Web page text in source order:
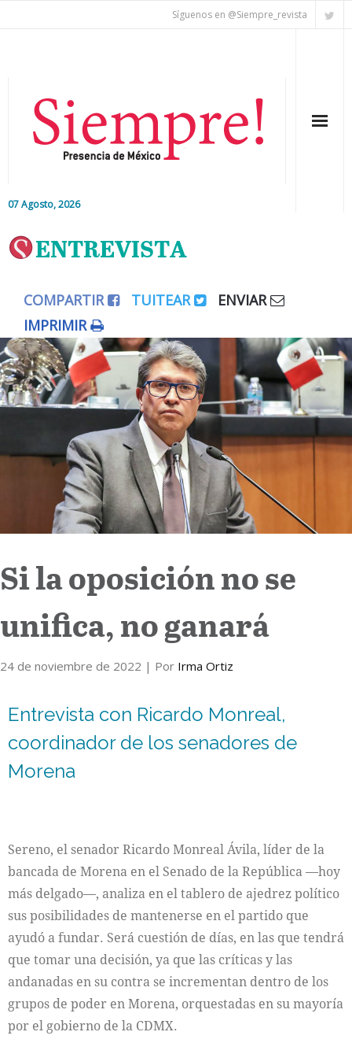
Síguenos en @Siempre_revista
07 Agosto, 2026
Nacional
Colaboradores
Internacional
ENTREVISTA
COMPARTIR TUITEAR
ENVIAR
IMPRIMIR
Si la oposición no se
unifica, no ganará
24 de noviembre de 2022 | Por Irma Ortiz
Entrevista con Ricardo Monreal,
coordinador de los senadores de
Morena
Sereno, el senador Ricardo Monreal Ávila, líder de la
bancada de Morena en el Senado de la República —hoy
más delgado—, analiza en el tablero de ajedrez político
sus posibilidades de mantenerse en el partido que
ayudó a fundar. Será cuestión de días, en las que tendrá
que tomar una decisión, ya que las críticas y las
andanadas en su contra se incrementan dentro de los
grupos de poder en Morena, orquestadas en su mayoría
por el gobierno de la CDMX.